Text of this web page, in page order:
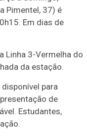
Pimentel, 37) é
Em dias de
Linha 3-Vermelha do
da estação.
para
de
Estudantes,